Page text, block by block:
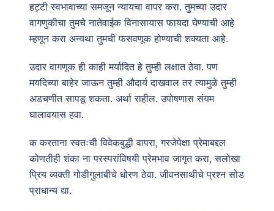
हट्टी स्वभावाच्या समजून न्यायचा वापर करा. तुमच्या उदार
वागणुकीचा तुमचे नातेवाईक विनासायास फायदा घेण्याची आहे
म्हणून करा अन्यथा तुमची फसवणूक होण्याची शक्यता आहे.
उदार वागणूक ही काही मर्यादित हे तुम्ही लक्षात ठेवा. पण
मयदिच्या बाहेर जाऊन तुम्ही औदार्य दाखवाल तर त्यामुळे तुम्ही
अडचणीत सापडू शकता. अर्था राहील. उपोषणास संयम
घालावयास हवा.
क करताना स्वतःची विवेकबुद्धी वापरा, गरजेपेक्षा प्रेमाबद्दल
कोणतीही शंका ना परस्परांविषयी प्रेमभाव जागृत करा, सलोखा
प्रिय व्यक्ती गोडीगुलाबीचे धोरण ठेवा. जीवनसाथीचे प्रश्न सोड
प्राधान्य द्या.